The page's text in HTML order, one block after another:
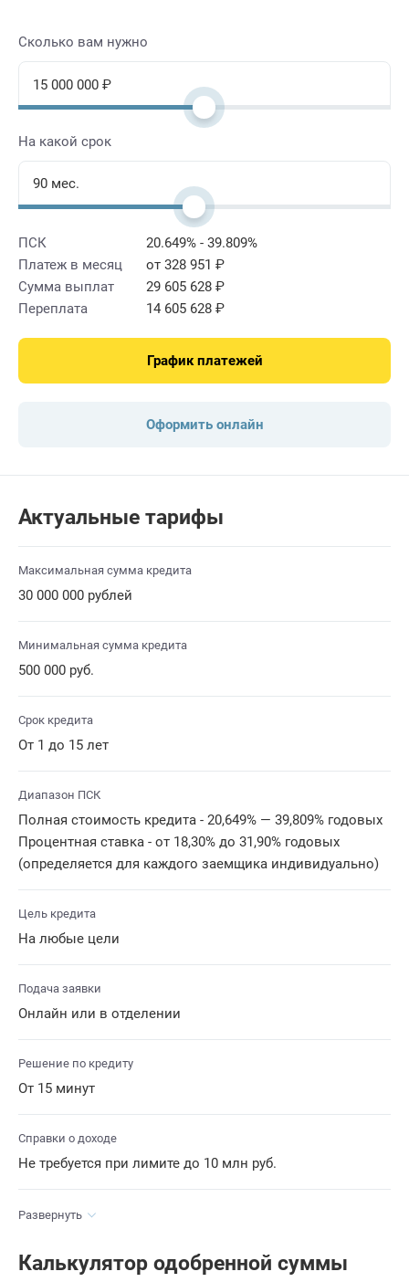
Сколько вам нужно
На какой срок
ПСК
20.649% - 39.809%
Платеж в месяц
от 328 951 ₽
Сумма выплат
29 605 628 ₽
Переплата
14 605 628 ₽
График платежей
Оформить онлайн
Актуальные тарифы
Максимальная сумма кредита
30 000 000 рублей
Минимальная сумма кредита
500 000 руб.
Срок кредита
От 1 до 15 лет
Диапазон ПСК
Полная стоимость кредита - 20,649% — 39,809% годовых
Процентная ставка - от 18,30% до 31,90% годовых
(определяется для каждого заемщика индивидуально)
Цель кредита
На любые цели
Подача заявки
Онлайн или в отделении
Решение по кредиту
От 15 минут
Справки о доходе
Не требуется при лимите до 10 млн руб.
Развернуть
Калькулятор одобренной суммы